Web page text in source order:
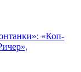
«Коп-